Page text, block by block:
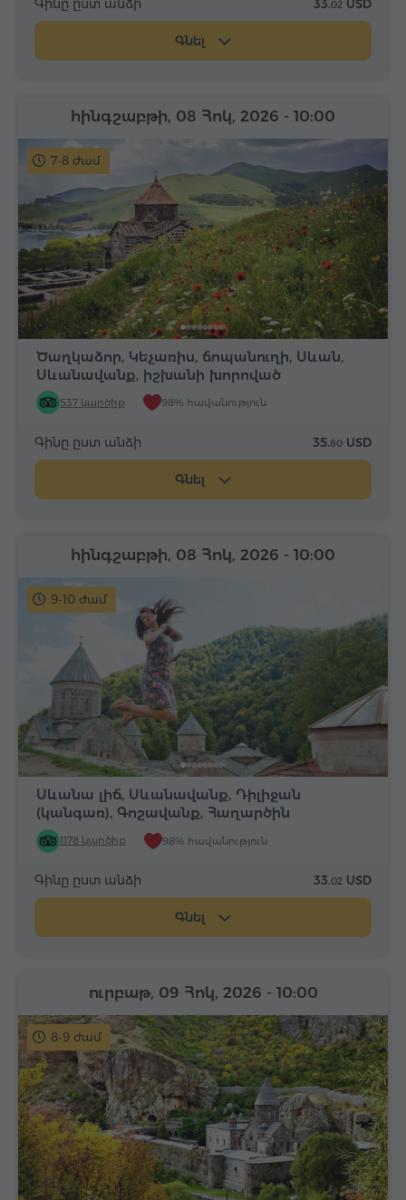
Գինը ըստ անձի 33.02 USD
Գնել
7-8 ժամ
Ծաղկաձոր, Կեչառիս, ճոպանուղի, Սևան,
Սևանավանք, իշխանի խորոված
537 կարծիք 98% հավանություն
հինգշաբթի, 08 Հոկ, 2026 - 10:00
Գինը ըստ անձի 35.80 USD
Գնել
9-10 ժամ
Սևանա լիճ, Սևանավանք, Դիլիջան
(կանգառ), Գոշավանք, Հաղարծին
1178 կարծիք 98% հավանություն
հինգշաբթի, 08 Հոկ, 2026 - 10:00
Գինը ըստ անձի 33.02 USD
Գնել
8-9 ժամ
ուրբաթ, 09 Հոկ, 2026 - 10:00